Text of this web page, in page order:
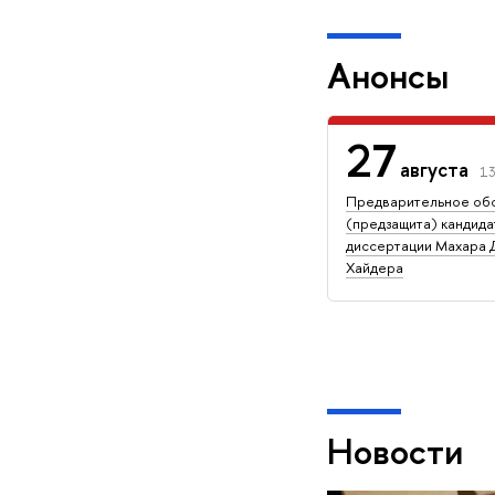
Анонсы
27 августа
Предварительное
(предзащита)
диссертации Махара
Хайдера
Новости